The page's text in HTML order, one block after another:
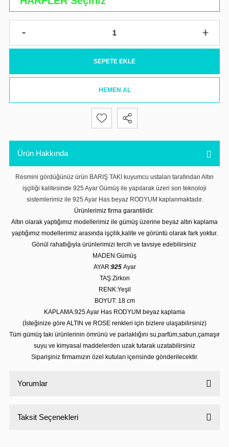
SEPETE EKLE
HEMEN AL
Ürün Hakkında
Resmini gördüğünüz ürün BARIŞ TAKI kuyumcu ustaları tarafından Altın
işçiliği kalitesinde 925 Ayar Gümüş ile yapılarak üzeri son teknoloji
sistemlerimiz ile 925 Ayar Has beyaz RODYUM kaplanmaktadır.
Ürünlerimiz firma garantilidir.
Altın olarak yaptığımız modellerimiz ile gümüş üzerine beyaz altın kaplama
yaptığımız modellerimiz arasında işçilik,kalite ve görüntü olarak fark yoktur.
Gönül rahatlığıyla ürünlerimizi tercih ve tavsiye edebilirsiniz
MADEN:Gümüş
AYAR:925 Ayar
TAŞ:Zirkon
RENK:Yeşil
BOYUT: 18 cm
KAPLAMA:925 Ayar Has RODYUM beyaz kaplama
(İsteğinize göre ALTIN ve ROSE renkleri için bizlere ulaşabilirsiniz)
Tüm gümüş takı ürünlerinin ömrünü ve parlaklığını su,parfüm,sabun,çamaşır
suyu ve kimyasal maddelerden uzak tutarak uzatabilirsiniz
Siparişiniz firmamızın özel kutuları içerisinde gönderilecektir.
Yorumlar
Taksit Seçenekleri